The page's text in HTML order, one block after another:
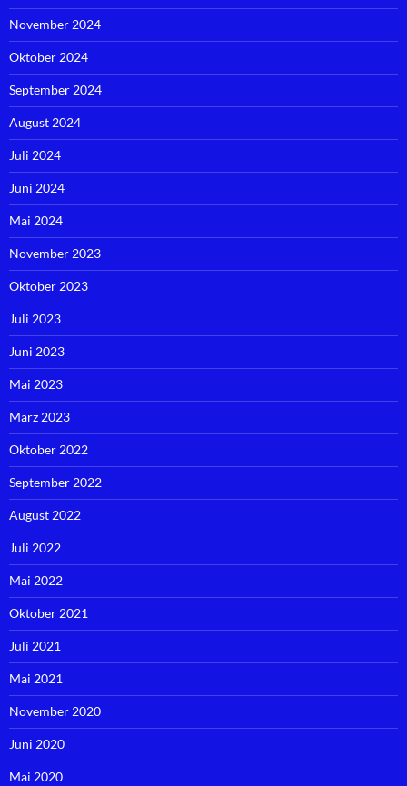
November 2024
Oktober 2024
September 2024
August 2024
Juli 2024
Juni 2024
Mai 2024
November 2023
Oktober 2023
Juli 2023
Juni 2023
Mai 2023
März 2023
Oktober 2022
September 2022
August 2022
Juli 2022
Mai 2022
Oktober 2021
Juli 2021
Mai 2021
November 2020
Juni 2020
Mai 2020